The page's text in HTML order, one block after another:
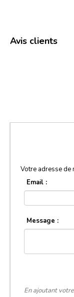
Avis clients
Votre adresse de
Email :
Message :
En ajoutant